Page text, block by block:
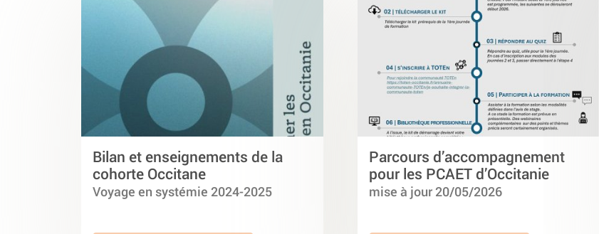
Bilan et enseignements de la
cohorte Occitane
Voyage en systémie 2024-2025
Parcours d’accompagnement
pour les PCAET d’Occitanie
mise à jour 20/05/2026